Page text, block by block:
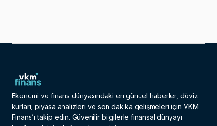
Ekonomi ve finans dünyasındaki en güncel haberler, döviz
kurları, piyasa analizleri ve son dakika gelişmeleri için VKM
Finans’ı takip edin. Güvenilir bilgilerle finansal dünyayı